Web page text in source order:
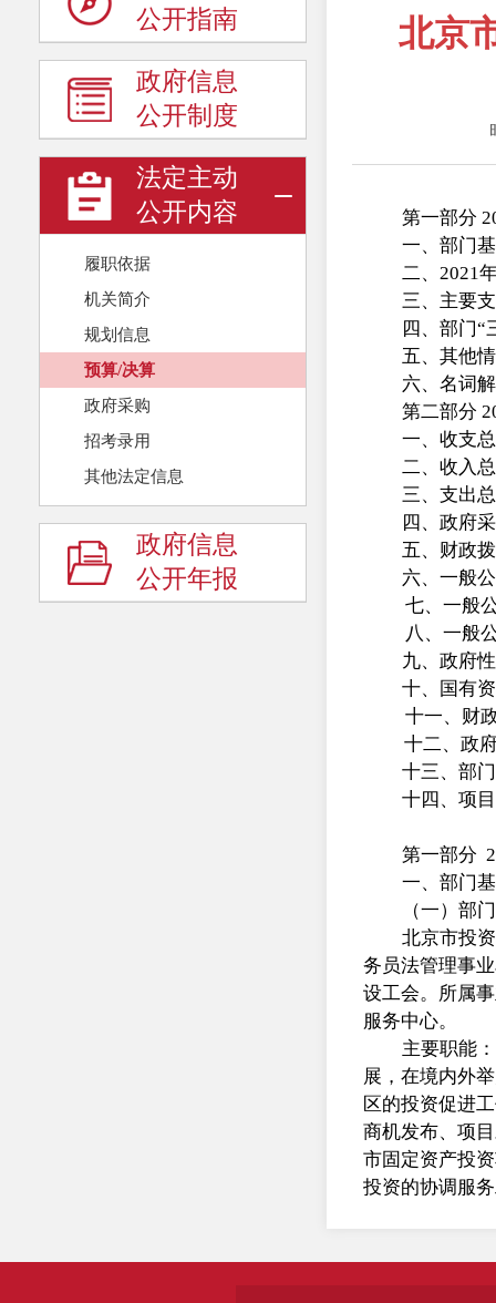
公开指南
政府信息
公开制度
法定主动
公开内容
履职依据
机关简介
规划信息
预算/决算
政府采购
招考录用
其他法定信息
政府信息
公开年报
北京
第一部分
一、部门
二、2021
三、主要
四、部门“
五、其他
六、名词
第二部分
一、收支
二、收入
三、支出
四、政府
五、财政
六、一般
七、一般
八、一般
九、政府
十、国有
十一、财
十二、政
十三、部
十四、项
第一部分
一、部门
（一）部
北京市投
务员法管理事
设工会。所属
服务中心。
主要职能
展，在境内外
区的投资促进
商机发布、项
市固定资产投
投资的协调服